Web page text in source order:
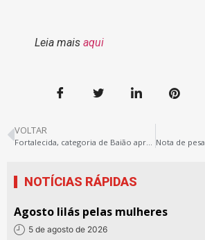
Leia mais aqui
VOLTAR
NOTÍCIAS RÁPIDAS
Agosto lilás pelas mulheres
5 de agosto de 2026